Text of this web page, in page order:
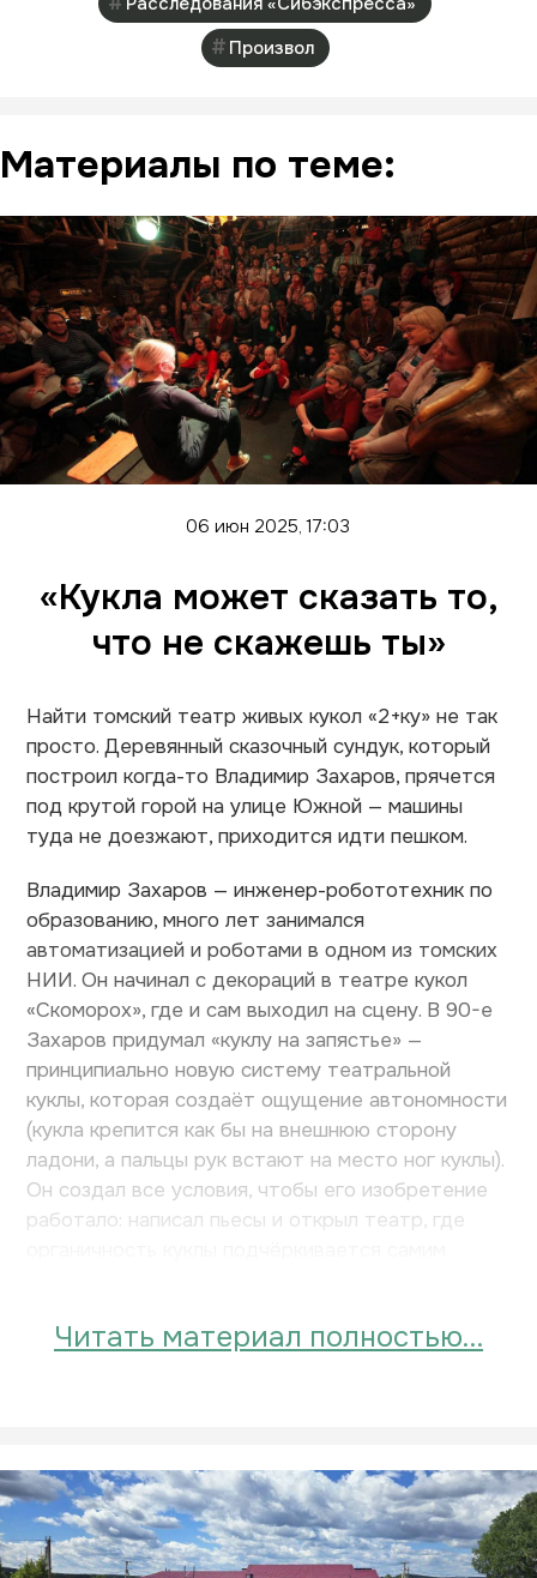
Произвол
Материалы по теме:
06 июн 2025, 17:03
«Кукла может сказать то,
что не скажешь ты»
Найти томский театр живых кукол «2+ку» не так
просто. Деревянный сказочный сундук, который
построил когда-то Владимир Захаров, прячется
под крутой горой на улице Южной — машины
туда не доезжают, приходится идти пешком.
Владимир Захаров — инженер-робототехник по
образованию, много лет занимался
автоматизацией и роботами в одном из томских
НИИ. Он начинал с декораций в театре кукол
«Скоморох», где и сам выходил на сцену. В 90-е
Захаров придумал «куклу на запястье» —
принципиально новую систему театральной
куклы, которая создаёт ощущение автономности
(кукла крепится как бы на внешнюю сторону
ладони, а пальцы рук встают на место ног куклы).
Он создал все условия, чтобы его изобретение
работало: написал пьесы и открыл театр, где
Читать материал полностью…